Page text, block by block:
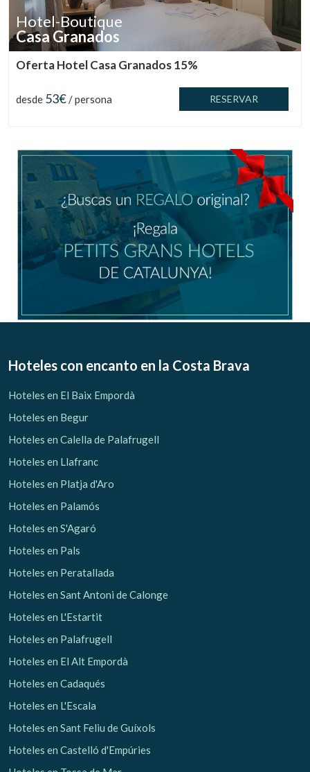
Gestionar mi reserva
Verificar localizador
Hotel-Boutique
Casa Granados
Oferta Hotel Casa Granados 15%
desde 53€/ persona RESERVAR
Hoteles con encanto en la Costa Brava
Hoteles en El Baix Empordà
Hoteles en Begur
Hoteles en Calella de Palafrugell
Hoteles en Llafranc
Hoteles en Platja d'Aro
Hoteles en Palamós
Hoteles en S'Agaró
Hoteles en Pals
Hoteles en Peratallada
Hoteles en Sant Antoni de Calonge
Hoteles en L'Estartit
Hoteles en Palafrugell
Hoteles en El Alt Empordà
Hoteles en Cadaqués
Hoteles en L'Escala
Hoteles en Sant Feliu de Guíxols
Hoteles en Castelló d'Empúries